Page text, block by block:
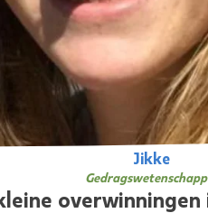
Jikke